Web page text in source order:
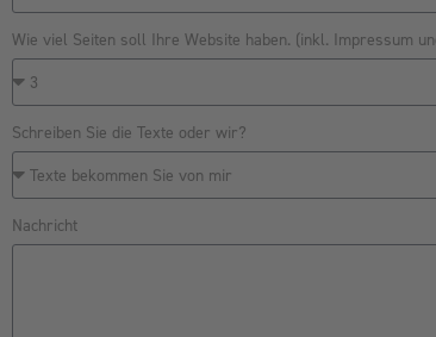
Wie viel Seiten soll Ihre Website haben. (inkl. Impressum
Schreiben Sie die Texte oder wir?
Nachricht